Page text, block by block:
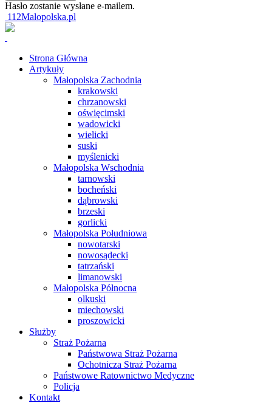
Hasło zostanie wysłane e-mailem.
112Malopolska.pl
Strona Główna
Artykuły
Małopolska Zachodnia
krakowski
chrzanowski
oświęcimski
wadowicki
wielicki
suski
myślenicki
Małopolska Wschodnia
tarnowski
bocheński
dąbrowski
brzeski
gorlicki
Małopolska Południowa
nowotarski
nowosądecki
tatrzański
limanowski
Małopolska Północna
olkuski
miechowski
proszowicki
Służby
Straż Pożarna
Państwowa Straż Pożarna
Ochotnicza Straż Pożarna
Państwowe Ratownictwo Medyczne
Policja
Kontakt